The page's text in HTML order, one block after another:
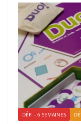
DÉFI - 6 SEMAINES